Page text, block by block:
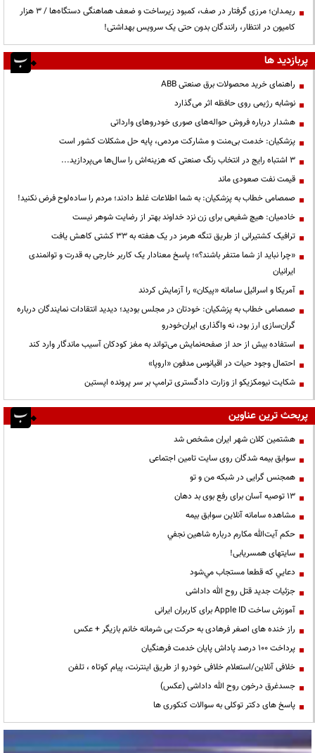
ریمـدان؛ مرزی گرفتار در صف، کمبود زیرساخت و ضعف هماهنگی دستگاه‌ها / ۳ هزار
کامیون در انتظار، رانندگان بدون حتی یک سرویس بهداشتی!
پربازدید ها
راهنمای خرید محصولات برق صنعتی ABB
نوشابه رژیمی روی حافظه اثر می‌گذارد
هشدار درباره فروش حواله‌های صوری خودروهای وارداتی
پزشکیان: خدمت بی‌منت و مشارکت مردمی، پایه حل مشکلات کشور است
3 اشتباه رایج در انتخاب رنگ صنعتی که هزینه‌اش را سال‌ها می‌پردازید...
قیمت نفت صعودی ماند
صمصامی خطاب به پزشکیان: به شما اطلاعات غلط دادند؛ مردم را ساده‌لوح فرض نکنید!
خادمیان: هیچ شفیعی برای زن نزد خداوند بهتر از رضایت شوهر نیست
ترافیک کشتیرانی از طریق تنگه هرمز در یک هفته به ۳۳ کشتی کاهش یافت
«چرا نباید از شما متنفر باشند؟»؛ پاسخ معنادار یک کاربر خارجی به قدرت و توانمندی
ایرانیان
آمریکا و اسرائیل سامانه «پیکان» را آزمایش کردند
صمصامی خطاب به پزشکیان: خودتان در مجلس بودید؛ دیدید انتقادات نمایندگان درباره
گران‌سازی ارز بود، نه واگذاری ایران‌خودرو
استفاده بیش از حد از صفحه‌نمایش می‌تواند به مغز کودکان آسیب ماندگار وارد کند
احتمال وجود حیات در اقیانوس مدفون «اروپا»
شکایت نیومکزیکو از وزارت دادگستری ترامپ بر سر پرونده اپستین
پربحث ترین عناوین
هشتمین کلان شهر ایران مشخص شد
سوابق بیمه شدگان روی سایت تامین اجتماعی
همجنس گرایی در شبکه من و تو
13 توصیه آسان برای رفع بوی بد دهان
مشاهده سامانه آنلاين سوابق بیمه
حكم آيت‌الله مكارم درباره شاهين نجفي
سایتهای همسریابی!
دعايي كه قطعا مستجاب مي‌شود
جزئیات جدید قتل روح الله داداشی
آموزش ساخت Apple ID برای کاربران ایرانی
راز خنده های اصغر فرهادی به حرکت بی شرمانه خانم بازیگر + عکس
پرداخت ۱۰۰ درصد پاداش پایان خدمت فرهنگیان
خلافی آنلاین/استعلام خلافی خودرو از طریق اینترنت، پیام کوتاه ، تلفن
جسدغرق درخون روح الله داداشی (عکس)
پاسخ های دکتر توکلی به سوالات کنکوری ها